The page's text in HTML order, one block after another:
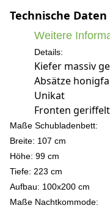
Technische Daten
Weitere
Details:
Kiefer massiv
Absätze
Unikat
Fronten geriffelt
Maße Schubladenbett:
Breite: 107 cm
Höhe: 99 cm
Tiefe: 223 cm
Aufbau: 100x200 cm
Maße Nachtkommode: